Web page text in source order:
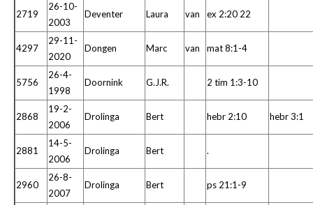
2719
26-10-
2003
Deventer Laura van ex 2:20 22
4297
29-11-
2020
Dongen Marc van mat 8:1-4
5756
26-4-
1998
Doornink G.J.R. 2 tim 1:3-10
2868
19-2-
2006
Drolinga Bert hebr 2:10 hebr 3:1
2881
14-5-
2006
Drolinga Bert .
2960
26-8-
2007
Drolinga Bert ps 21:1-9